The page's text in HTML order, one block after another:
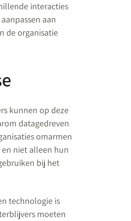
interacties
aan
de organisatie
kunnen op deze
datagedreven
omarmen
niet alleen hun
bij het
technologie is
moeten